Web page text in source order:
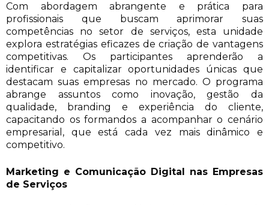
Com abordagem abrangente e prática para
profissionais que buscam aprimorar suas
competências no setor de serviços, esta unidade
explora estratégias eficazes de criação de vantagens
competitivas. Os participantes aprenderão a
identificar e capitalizar oportunidades únicas que
destacam suas empresas no mercado. O programa
abrange assuntos como inovação, gestão da
qualidade, branding e experiência do cliente,
capacitando os formandos a acompanhar o cenário
empresarial, que está cada vez mais dinâmico e
competitivo.
Marketing e Comunicação Digital nas Empresas
de Serviços